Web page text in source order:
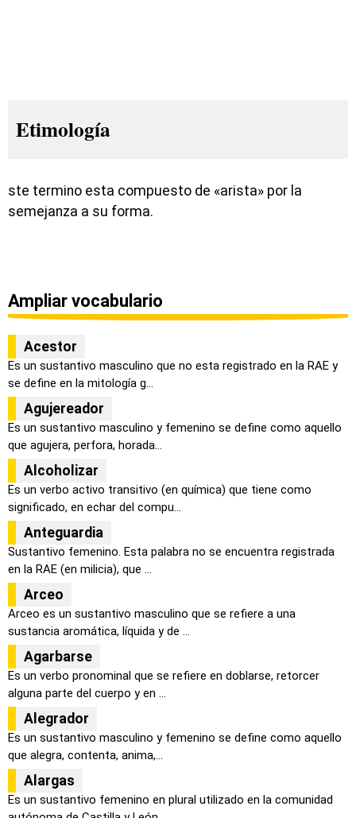
Etimología
ste termino esta compuesto de «arista» por la
semejanza a su forma.
Ampliar vocabulario
Acestor
Es un sustantivo masculino que no esta registrado en la RAE y
se define en la mitología g...
Agujereador
Es un sustantivo masculino y femenino se define como aquello
que agujera, perfora, horada...
Alcoholizar
Es un verbo activo transitivo (en química) que tiene como
significado, en echar del compu...
Anteguardia
Sustantivo femenino. Esta palabra no se encuentra registrada
en la RAE (en milicia), que ...
Arceo
Arceo es un sustantivo masculino que se refiere a una
sustancia aromática, líquida y de ...
Agarbarse
Es un verbo pronominal que se refiere en doblarse, retorcer
alguna parte del cuerpo y en ...
Alegrador
Es un sustantivo masculino y femenino se define como aquello
que alegra, contenta, anima,...
Alargas
Es un sustantivo femenino en plural utilizado en la comunidad